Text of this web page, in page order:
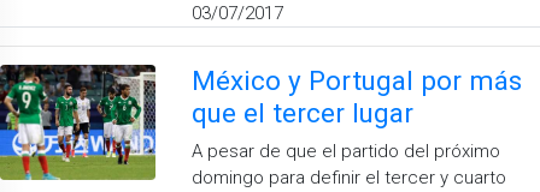
03/07/2017
México y Portugal por más
que el tercer lugar
A pesar de que el partido del próximo
domingo para definir el tercer y cuarto